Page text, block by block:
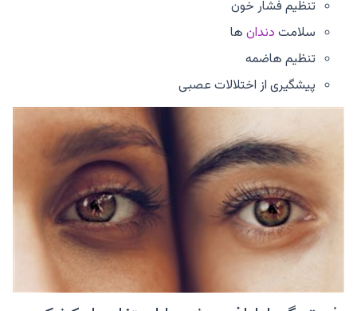
تنظیم فشار خون
سلامت دندان ها
تنظیم هاضمه
پیشگیری از اختلالات عصبی